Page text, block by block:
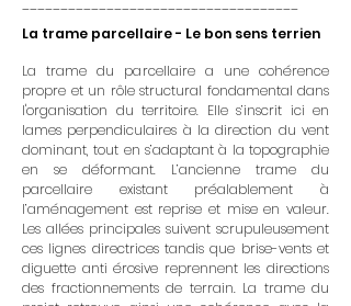
La trame parcellaire - Le bon sens terrien
La trame du parcellaire a une cohérence
propre et un rôle structural fondamental dans
l'organisation du territoire. Elle s’inscrit ici en
lames perpendiculaires à la direction du vent
dominant, tout en s’adaptant à la topographie
en se déformant. L’ancienne trame du
parcellaire existant préalablement à
l’aménagement est reprise et mise en valeur.
Les allées principales suivent scrupuleusement
ces lignes directrices tandis que brise-vents et
diguette anti érosive reprennent les directions
des fractionnements de terrain. La trame du